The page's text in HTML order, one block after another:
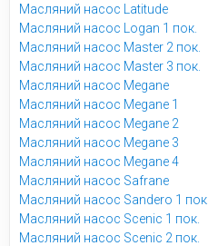
Масляний насос Latitude
Масляний насос Logan 1 пок.
Масляний насос Master 2 пок.
Масляний насос Master 3 пок.
Масляний насос Megane
Масляний насос Megane 1
Масляний насос Megane 2
Масляний насос Megane 3
Масляний насос Megane 4
Масляний насос Safrane
Масляний насос Sandero 1 пок.
Масляний насос Scenic 1 пок.
Масляний насос Scenic 2 пок.